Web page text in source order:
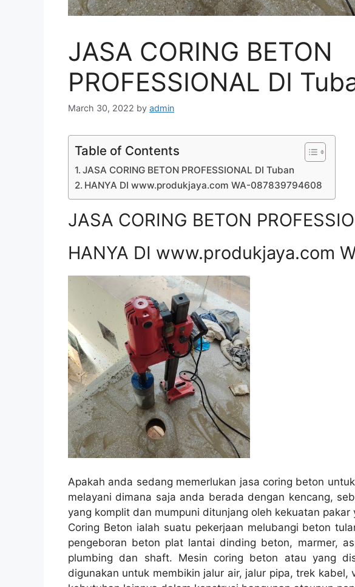
JASA CORING BETON
PROFESSIONAL DI
March 30, 2022 by admin
Table of Contents
JASA CORING BETON PROFESSIONAL DI Tuban
HANYA DI www.produkjaya.com WA-087839794608
JASA CORING BETON
HANYA DI www.produkjaya.com
Apakah anda sedang memerlukan jasa coring beton
melayani dimana saja anda berada dengan kencang,
yang komplit dan mumpuni ditunjang oleh kekuatan pakar
Coring Beton ialah suatu pekerjaan melubangi beton
pengeboran beton plat lantai dinding beton, marmer,
plumbing dan shaft. Mesin coring beton atau yang
digunakan untuk membikin jalur air, jalur pipa, trek